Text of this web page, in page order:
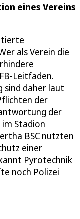
eines Vereins
als Verein die
Leitfaden.
daher laut
der
der
Stadion
BSC nutzten
einer
Pyrotechnik
noch Polizei